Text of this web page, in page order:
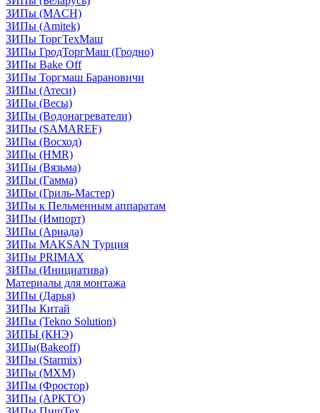
ЗИПы (MACH)
ЗИПы (Amitek)
ЗИПы ТоргТехМаш
ЗИПы ГродТоргМаш (Гродно)
ЗИПы Bake Off
ЗИПы Торгмаш Барановичи
ЗИПы (Атеси)
ЗИПы (Весы)
ЗИПы (Водонагреватели)
ЗИПы (SAMAREF)
ЗИПы (Восход)
ЗИПы (HMR)
ЗИПы (Вязьма)
ЗИПы (Гамма)
ЗИПы (Гриль-Мастер)
ЗИПы к Пельменным аппаратам
ЗИПы (Импорт)
ЗИПы (Ариада)
ЗИПы MAKSAN Турция
ЗИПы PRIMAX
ЗИПы (Инициатива)
Материалы для монтажа
ЗИПы (Дарья)
ЗИПы Китай
ЗИПы (Tekno Solution)
ЗИПЫ (КНЭ)
ЗИПы(Bakeoff)
ЗИПы (Starmix)
ЗИПы (МХМ)
ЗИПы (Фростор)
ЗИПы (АРКТО)